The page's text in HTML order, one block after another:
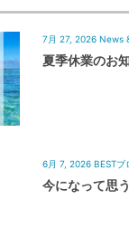
7月 27, 2026 News
夏季休業のお
6月 7, 2026 BESTブ
今になって思